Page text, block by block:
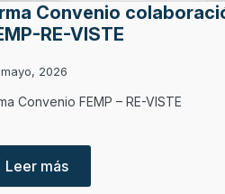
Convenio
RE-VISTE
2026
Convenio FEMP – RE-VISTE
Leer más